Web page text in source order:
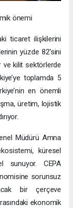
önemi
ticaret ilişkilerini
yüzde 82’sini
ve kilit sektörlerde
toplamda 5
en önemli
üretim, lojistik
Müdürü Amna
küresel
sunuyor. CEPA
sorunsuz
bir çerçeve
ekonomik